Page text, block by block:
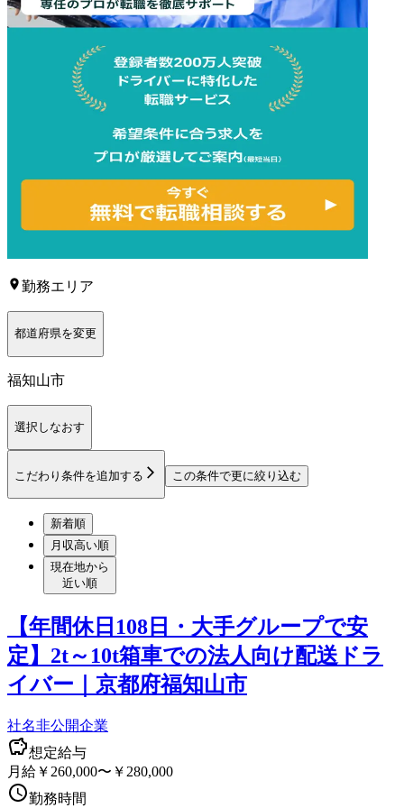
勤務エリア
都道府県を変更
福知山市
選択しなおす
こだわり条件を追加する この条件で更に絞り込む
新着順
月収高い順
現在地から
近い順
【年間休日108日・大手グループで安
定】2t～10t箱車での法人向け配送ドラ
イバー｜京都府福知山市
社名非公開企業
想定給与
月給￥260,000〜￥280,000
勤務時間